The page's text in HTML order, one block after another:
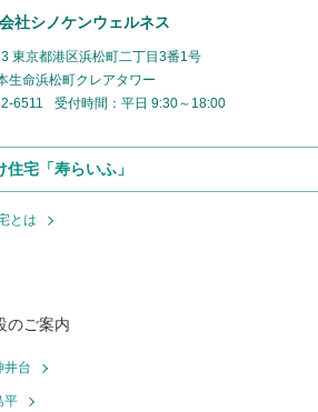
社シノケンウェルネス
東京都港区浜松町二丁目3番1号
生命浜松町クレアタワー
6511
受付時間：平日 9:30～18:00
宅「寿らいふ」
とは
ご案内
井台
平